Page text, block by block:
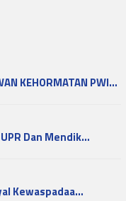
KEHORMATAN PWI…
Dan Mendik…
Kewaspadaa…